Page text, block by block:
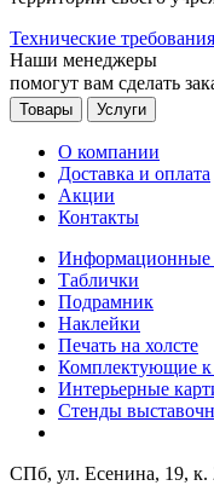
Технические
Наши менеджеры
помогут вам сделать
Товары
Услуги
О компании
Доставка и оплата
Акции
Контакты
Информационные
Таблички
Подрамник
Наклейки
Печать на холсте
Комплектующие к
Интерьерные
Стенды
СПб, ул. Есенина, 19, к.